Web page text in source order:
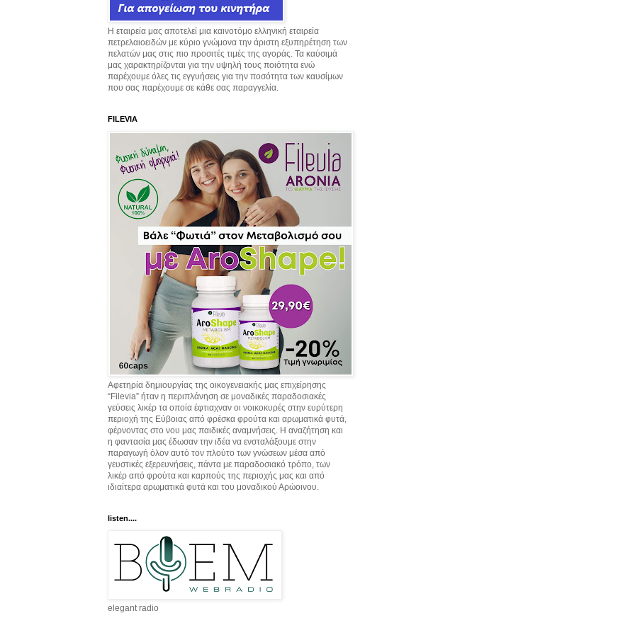
Η εταιρεία μας αποτελεί μια καινοτόμο ελληνική εταιρεία
πετρελαιοειδών με κύριο γνώμονα την άριστη εξυπηρέτηση των
πελατών μας στις πιο προσιτές τιμές της αγοράς. Τα καύσιμά
μας χαρακτηρίζονται για την υψηλή τους ποιότητα ενώ
παρέχουμε όλες τις εγγυήσεις για την ποσότητα των καυσίμων
που σας παρέχουμε σε κάθε σας παραγγελία.
FILEVIA
Αφετηρία δημιουργίας της οικογενειακής μας επιχείρησης
“Filevia” ήταν η περιπλάνηση σε μοναδικές παραδοσιακές
γεύσεις λικέρ τα οποία έφτιαχναν οι νοικοκυρές στην ευρύτερη
περιοχή της Εύβοιας από φρέσκα φρούτα και αρωματικά φυτά,
φέρνοντας στο νου μας παιδικές αναμνήσεις. Η αναζήτηση και
η φαντασία μας έδωσαν την ιδέα να ενσταλάξουμε στην
παραγωγή όλον αυτό τον πλούτο των γνώσεων μέσα από
γευστικές εξερευνήσεις, πάντα με παραδοσιακό τρόπο, των
λικέρ από φρούτα και καρπούς της περιοχής μας και από
ιδιαίτερα αρωματικά φυτά και του μοναδικού Αρώοινου.
listen....
elegant radio